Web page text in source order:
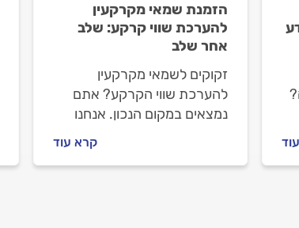
הזמנת שמאי מקרקעין
להערכת שווי קרקע: שלב
אחר שלב
זקוקים לשמאי מקרקעין
להערכת שווי הקרקע? אתם
נמצאים במקום הנכון. אנחנו
מקרקעין, איך מתנהלים מולו
קרא עוד